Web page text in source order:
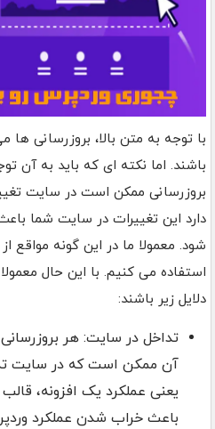
با توجه به متن بالا، بروزرسانی ها
باشند. اما نکته ای که باید به آن
بروزرسانی ممکن است در سایت
دارد این تغییرات در سایت شما
شود. معمولا ما در این گونه مواقع
استفاده می کنیم. با این حال
دلایل زیر باشند:
تداخل در سایت: هر
آن ممکن است که در سایت
یعنی عملکرد یک افزونه،
باعث خراب شدن عملکرد